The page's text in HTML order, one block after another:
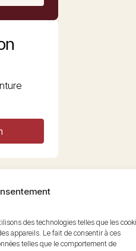
des technologies telles que les
appareils. Le fait de consentir à ces
telles que le comportement de